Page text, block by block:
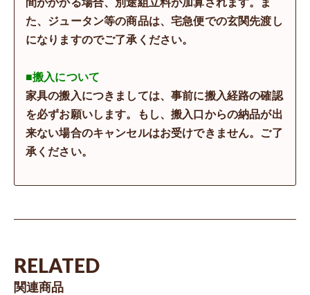
間がかかる場合、別途組立料が加算されます。ま
た、ジュータン等の商品は、宅急便での玄関先渡し
になりますのでご了承ください。
■搬入について
家具の搬入につきましては、事前に搬入経路の確認
を必ずお願いします。もし、搬入口からの納品が出
来ない場合のキャンセルはお受けできません。ご了
承ください。
RELATED
関連商品